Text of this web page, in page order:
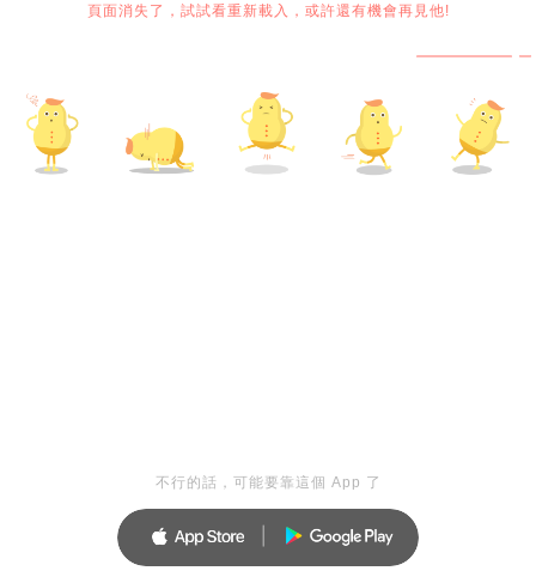
頁面消失了，試試看重新載入，或許還有機會再見他!
不行的話，可能要靠這個 App 了